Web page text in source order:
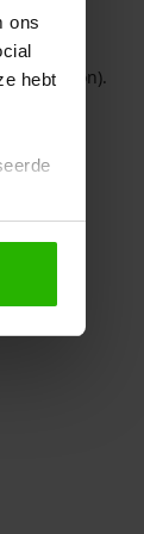
ons
hebt
information).